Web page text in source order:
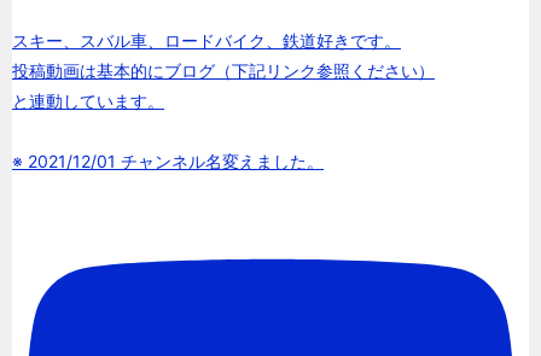
スキー、スバル車、ロードバイク、鉄道好きです。
投稿動画は基本的にブログ（下記リンク参照ください）
と連動しています。
※ 2021/12/01 チャンネル名変えました。